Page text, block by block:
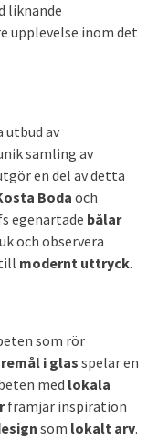
liknande
upplevelse inom det
utbud av
samling av
en del av detta
Boda och
egenartade bålar
och observera
modernt uttryck.
som rör
i glas spelar en
med lokala
främjar inspiration
som lokalt arv.